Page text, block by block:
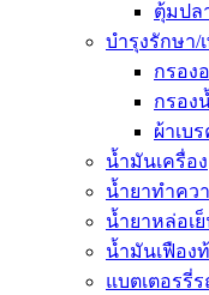
ตุ้มปล
บำรุงรักษา/
กรอง
กรอง
ผ้าเบ
น้ำมันเครื่อง
น้ำยาทำคว
น้ำยาหล่อเ
น้ำมันเฟือง
แบตเตอรรี่